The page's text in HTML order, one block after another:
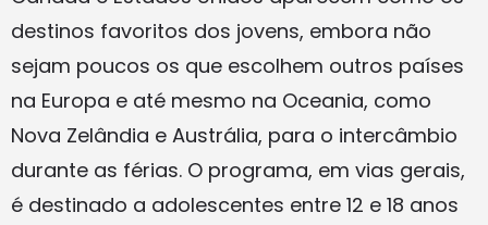
destinos favoritos dos jovens, embora não
sejam poucos os que escolhem outros países
na Europa e até mesmo na Oceania, como
Nova Zelândia e Austrália, para o intercâmbio
durante as férias. O programa, em vias gerais,
é destinado a adolescentes entre 12 e 18 anos